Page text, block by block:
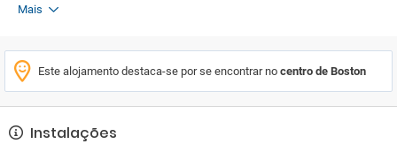
Mais
Este alojamento destaca-se por se encontrar no centro de Boston
Instalações